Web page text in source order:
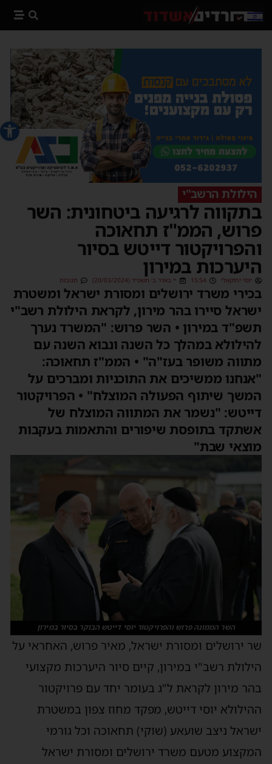
פתח
הילולת הרשב"י
בתקווה לרגיעה ביטחונית: השר
פרוש, הממ"ז תחאוכה
והפרויקטור דייטש בסיור
היערכות במירון
יוסי יחזקאלי 15:54 י׳ באדר ב׳ תשפ״ד (20/03/2024) תגובות
בכירי משרד ירושלים ומסורת ישראל ומשטרת
ישראל סיירו בהר מירון, לקראת הילולת רשב"י
תשפ"ד במירון • השר פרוש: "המשרד נערך
להילולא במהלך כל השנה ונבוא השנה עם
מתווה משופר בעז"ה" • הממ"ז תחאוכה:
"אנחנו ממשיכים את התוכניות ומברכים על
המשך שיתוף הפעולה המוצלח" • הפרויקטור
דייטש: "נשמר את המתווה המוצלח של
אשתקד בתופסת שיפורים והתאמות בעקבות
מוצאי שבת"
השר הממונה פרוש והפרויקטור יוסי דייטש הבוקר בסיור במירון
שר ירושלים ומסורת ישראל, מאיר פרוש, האחראי על
הילולת רשב"י במירון, קיים סיור היערכות מקצועי
בהר מירון לקראת ל"ג בעומר יחד עם פרויקטור
ההילולא יוסי דייטש, מפקד מחוז צפון במשטרת
ישראל ניצב שועאע (שוקי) תחאוכה וכל גורמי
המקצוע מטעם משרד ירושלים ומסורת ישראל